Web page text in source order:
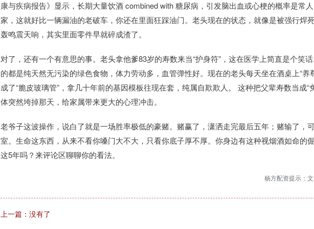
康与疾病报告》显示，长期大量饮酒 combined with 糖尿病，引发脑出血或心梗的概率是常
家，这就好比一辆漏油的老破车，你还在里面狂踩油门。老头现在的状态，就像是被强行焊
轰鸣震天响，其实里面零件早就碎成渣了。
对了，还有一个有意思的事。老头拿他爹83岁的寿数来当“护身符”，这在医学上简直是个笑
的都是纯天然无污染的绿色食物，体力劳动多，血管弹性好。现在的老头每天坐在酒桌上“养
成了“脆皮玻璃管”，拿几十年前的基因模板往现在套，纯属自欺欺人。 这种把父辈寿数当成“
体突然垮掉那天，给家属带来更大的心理冲击。
老爷子这波操作，说白了就是一场胜率极低的豪赌。赌赢了，潇洒走完最后五年；赌输了，
室。生命这东西，从来不看你嗓门大不大，只看你底子厚不厚。你身边有这种视烟酒如命的
这5年吗？来评论区聊聊你的看法。
杨方配资提示：
上一篇：没有了